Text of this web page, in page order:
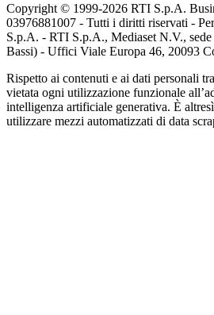
Copyright © 1999-2026 RTI S.p.A.
03976881007 - Tutti i diritti riservati -
S.p.A. - RTI S.p.A., Mediaset N.V., sede
Bassi) - Uffici Viale Europa 46, 20093
Rispetto ai contenuti e ai dati personali
vietata ogni utilizzazione funzionale
intelligenza artificiale generativa. È
utilizzare mezzi automatizzati di data